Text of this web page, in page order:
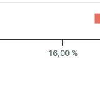
16,00 %